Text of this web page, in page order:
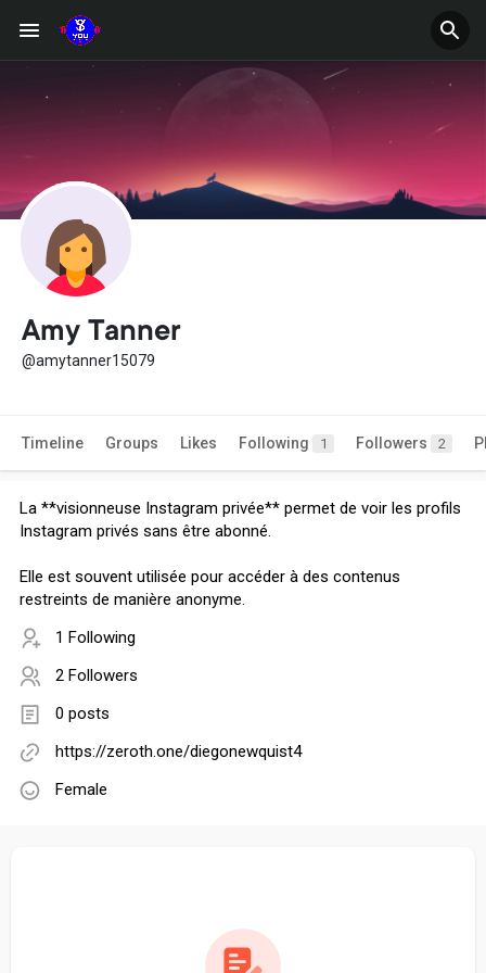
Amy Tanner
@amytanner15079
Timeline Groups Likes Following 1 Followers 2
La **visionneuse Instagram privée** permet de voir les profils
Instagram privés sans être abonné.
Elle est souvent utilisée pour accéder à des contenus
restreints de manière anonyme.
1 Following
2 Followers
0 posts
https://zeroth.one/diegonewquist4
Female